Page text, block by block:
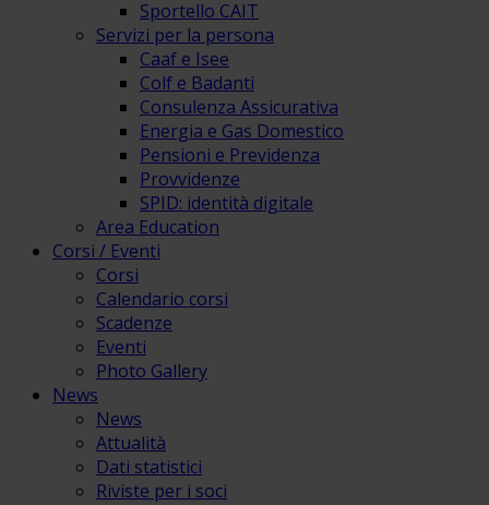
Sportello CAIT
Servizi per la persona
Caaf e Isee
Colf e Badanti
Consulenza Assicurativa
Energia e Gas Domestico
Pensioni e Previdenza
Provvidenze
SPID: identità digitale
Area Education
Corsi / Eventi
Corsi
Calendario corsi
Scadenze
Eventi
Photo Gallery
News
News
Attualità
Dati statistici
Riviste per i soci